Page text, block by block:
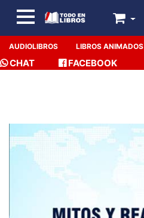
AUDIOLIBROS LIBROS ANIMADOS
CHAT FACEBOOK